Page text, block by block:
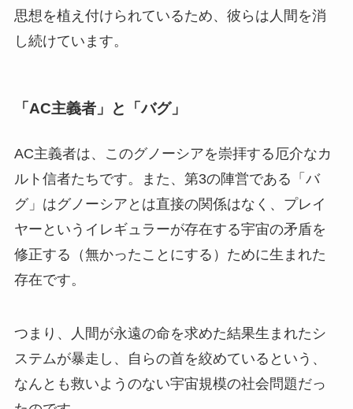
思想を植え付けられているため、彼らは人間を消
し続けています。
「AC主義者」と「バグ」
AC主義者は、このグノーシアを崇拝する厄介なカ
ルト信者たちです。また、第3の陣営である「バ
グ」はグノーシアとは直接の関係はなく、プレイ
ヤーというイレギュラーが存在する宇宙の矛盾を
修正する（無かったことにする）ために生まれた
存在です。
つまり、人間が永遠の命を求めた結果生まれたシ
ステムが暴走し、自らの首を絞めているという、
なんとも救いようのない宇宙規模の社会問題だっ